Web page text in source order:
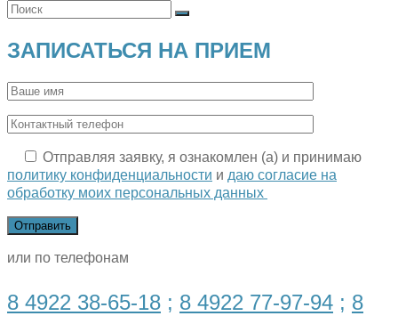
ЗАПИСАТЬСЯ НА ПРИЕМ
Отправляя заявку, я ознакомлен (а) и принимаю
политику конфиденциальности и даю согласие на
обработку моих персональных данных
или по телефонам
8 4922 38-65-18 ; 8 4922 77-97-94 ; 8